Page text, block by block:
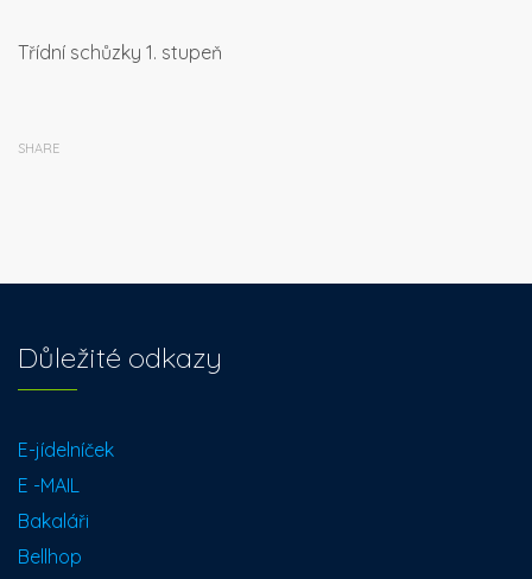
Třídní schůzky 1. stupeň
SHARE
Důležité odkazy
E-jídelníček
E -MAIL
Bakaláři
Bellhop